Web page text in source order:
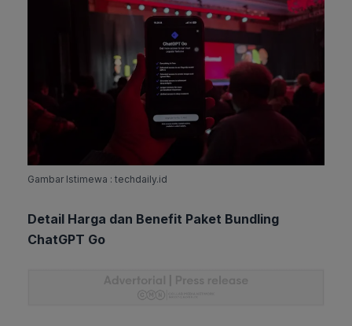
Gambar Istimewa : techdaily.id
Detail Harga dan Benefit Paket Bundling
ChatGPT Go